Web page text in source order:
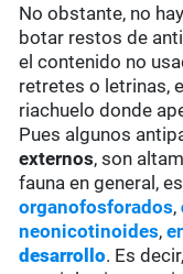
No obstante, no
botar restos de
el contenido no
retretes o letrinas,
riachuelo donde
Pues algunos
externos, son
fauna en general,
organofosforados,
neonicotinoides,
desarrollo. Es